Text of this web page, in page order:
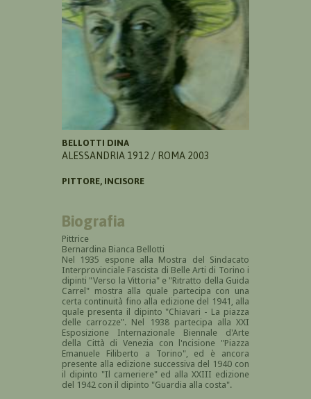
BELLOTTI DINA
ALESSANDRIA 1912 / ROMA 2003
PITTORE, INCISORE
Biografia
Pittrice
Bernardina Bianca Bellotti
Nel 1935 espone alla Mostra del Sindacato
Interprovinciale Fascista di Belle Arti di Torino i
dipinti "Verso la Vittoria" e "Ritratto della Guida
Carrel" mostra alla quale partecipa con una
certa continuità fino alla edizione del 1941, alla
quale presenta il dipinto "Chiavari - La piazza
delle carrozze". Nel 1938 partecipa alla XXI
Esposizione Internazionale Biennale d'Arte
della Città di Venezia con l'ncisione "Piazza
Emanuele Filiberto a Torino", ed è ancora
presente alla edizione successiva del 1940 con
il dipinto "Il cameriere" ed alla XXIII edizione
del 1942 con il dipinto "Guardia alla costa".